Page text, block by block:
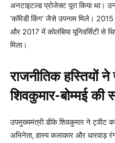
अनटाइटल्ड प्रोजेक्ट पूरा किया था। उन्हें
‘कॉमेडी किंग’ जैसे उपनाम मिले। 2015
और 2017 में कोलंबिया यूनिवर्सिटी से
मिला।
राजनीतिक हस्तियों
शिवकुमार-बोम्मई की
उपमुख्यमंत्री डीके शिवकुमार ने ट्वीट
अभिनेता, हास्य कलाकार और धारवाड़